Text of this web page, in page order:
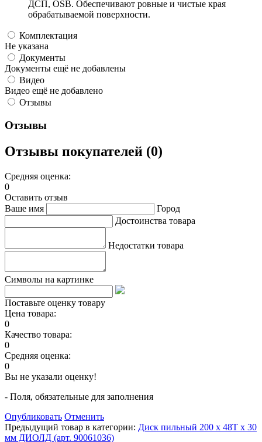
ДСП, OSB. Обеспечивают ровные и чистые края
обрабатываемой поверхности.
Комплектация
Не указана
Документы
Документы ещё не добавлены
Видео
Видео ещё не добавлено
Отзывы
Отзывы
Отзывы покупателей (0)
Средняя оценка:
0
Оставить отзыв
Ваше имя
Город
Достоинства товара
Недостатки товара
Символы на картинке
Поставьте оценку товару
Цена товара:
0
Качество товара:
0
Средняя оценка:
0
Вы не указали оценку!
- Поля, обязательные для заполнения
Опубликовать Отменить
Предыдущий товар в категории: Диск пильный 200 х 48Т х 30
мм ДИОЛД (арт. 90061036)